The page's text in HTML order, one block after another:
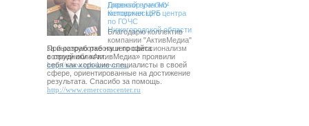
Директор учебно-
методического центра
по ГОЧС
Нижегородской области
При разработке нашего сайта
сотрудники «АктивМедиа» проявили
себя как хорошие специалисты в своей
сфере, ориентированные на достижение
результата. Спасибо за помощь.
http://www.emercomcenter.ru
Главный врач МУ
Кстовская ЦРБ
Благодарю коллектив
компании "АктивМедиа"
за быструю работу и профессионализм
в своей области.
http://www.crb-kstovo.ru